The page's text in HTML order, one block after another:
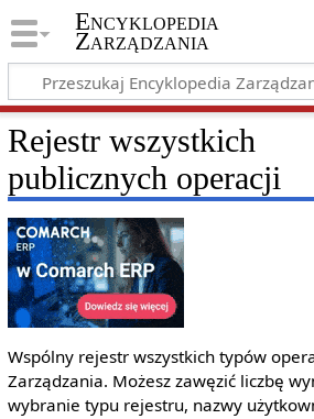
Encyklopedia
Zarządzania
Rejestr wszystkich
publicznych operacji
Wspólny rejestr wszystkich typów
Zarządzania. Możesz zawęzić liczbę
wybranie typu rejestru, nazwy